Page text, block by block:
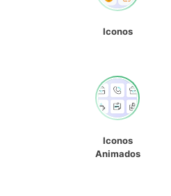
Iconos
Iconos
Animados